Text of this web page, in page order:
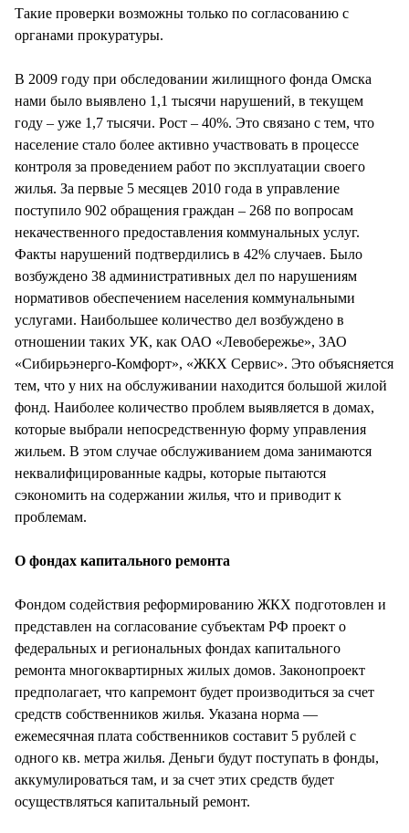
Такие проверки возможны только по согласованию с
органами прокуратуры.
В 2009 году при обследовании жилищного фонда Омска
нами было выявлено 1,1 тысячи нарушений, в текущем
году – уже 1,7 тысячи. Рост – 40%. Это связано с тем, что
население стало более активно участвовать в процессе
контроля за проведением работ по эксплуатации своего
жилья. За первые 5 месяцев 2010 года в управление
поступило 902 обращения граждан – 268 по вопросам
некачественного предоставления коммунальных услуг.
Факты нарушений подтвердились в 42% случаев. Было
возбуждено 38 административных дел по нарушениям
нормативов обеспечением населения коммунальными
услугами. Наибольшее количество дел возбуждено в
отношении таких УК, как ОАО «Левобережье», ЗАО
«Сибирьэнерго-Комфорт», «ЖКХ Сервис». Это объясняется
тем, что у них на обслуживании находится большой жилой
фонд. Наиболее количество проблем выявляется в домах,
которые выбрали непосредственную форму управления
жильем. В этом случае обслуживанием дома занимаются
неквалифицированные кадры, которые пытаются
сэкономить на содержании жилья, что и приводит к
проблемам.
О фондах капитального ремонта
Фондом содействия реформированию ЖКХ подготовлен и
представлен на согласование субъектам РФ проект о
федеральных и региональных фондах капитального
ремонта многоквартирных жилых домов. Законопроект
предполагает, что капремонт будет производиться за счет
средств собственников жилья. Указана норма —
ежемесячная плата собственников составит 5 рублей с
одного кв. метра жилья. Деньги будут поступать в фонды,
аккумулироваться там, и за счет этих средств будет
осуществляться капитальный ремонт.